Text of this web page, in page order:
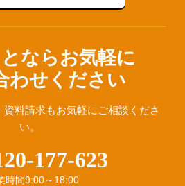
ならお気軽に
わせください
資料請求もお気軽にご相談くださ
い。
177-623
時間9:00～18:00